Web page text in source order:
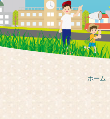
ホーム